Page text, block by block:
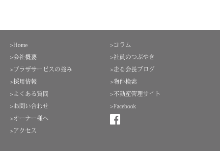
>コラム
>社員のつぶやき
>走る会長ブログ
>物件検索
>不動産管理サイト
>Facebook
>Home
>会社概要
>プラザサービスの強み
>採用情報
>よくある質問
>お問い合わせ
>オーナー様へ
>アクセス